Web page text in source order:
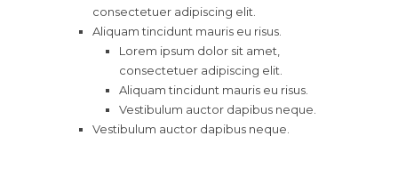
consectetuer adipiscing elit.
Aliquam tincidunt mauris eu risus.
Lorem ipsum dolor sit amet,
consectetuer adipiscing elit.
Aliquam tincidunt mauris eu risus.
Vestibulum auctor dapibus neque.
Vestibulum auctor dapibus neque.